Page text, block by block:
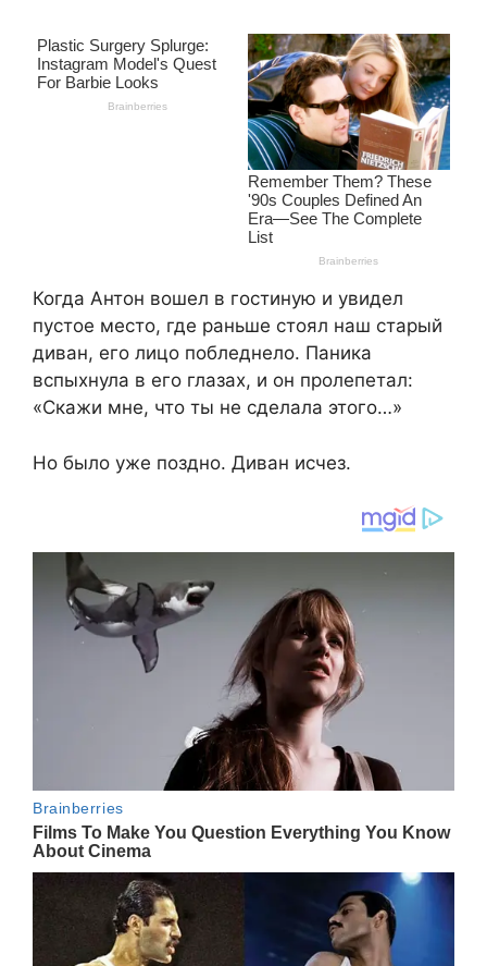
Когда Антон вошел в гостиную и увидел
пустое место, где раньше стоял наш старый
диван, его лицо побледнело. Паника
вспыхнула в его глазах, и он пролепетал:
«Скажи мне, что ты не сделала этого…»
Но было уже поздно. Диван исчез.